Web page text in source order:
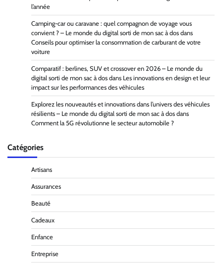
l’année
Camping-car ou caravane : quel compagnon de voyage vous
convient ? – Le monde du digital sorti de mon sac à dos dans
Conseils pour optimiser la consommation de carburant de votre
voiture
Comparatif : berlines, SUV et crossover en 2026 – Le monde du
digital sorti de mon sac à dos dans Les innovations en design et leur
impact sur les performances des véhicules
Explorez les nouveautés et innovations dans l’univers des véhicules
résilients – Le monde du digital sorti de mon sac à dos dans
Comment la 5G révolutionne le secteur automobile ?
Catégories
Artisans
Assurances
Beauté
Cadeaux
Enfance
Entreprise